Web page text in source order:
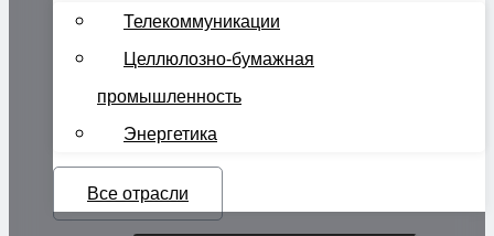
Телекоммуникации
Целлюлозно-бумажная
промышленность
Энергетика
Все отрасли